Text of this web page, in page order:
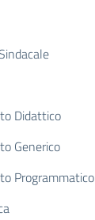
Didattico
Generico
Programmatico